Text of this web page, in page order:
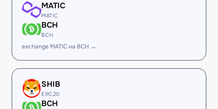
MATIC
MATIC
BCH
BCH
exchange MATIC на BCH →
SHIB
ERC20
BCH